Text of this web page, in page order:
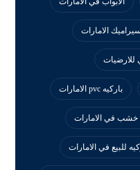
الامارات
للارضيات
باركيه pvc الامارات
خشب في الامارات
للبيع في الامارات